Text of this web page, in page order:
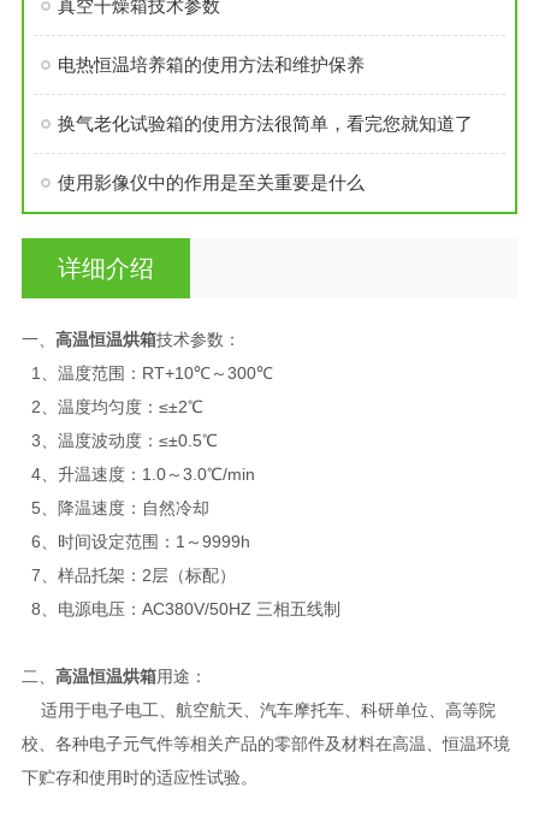
真空干燥箱技术参数
电热恒温培养箱的使用方法和维护保养
换气老化试验箱的使用方法很简单，看完您就知道了
使用影像仪中的作用是至关重要是什么
详细介绍
一、 高温恒温烘箱技术参数：
1、温度范围：RT+10℃～300℃
2、温度均匀度：≤±2℃
3、温度波动度：≤±0.5℃
4、升温速度：1.0～3.0℃/min
5、降温速度：自然冷却
6、时间设定范围：1～9999h
7、样品托架：2层（标配）
8、电源电压：AC380V/50HZ 三相五线制
二、 高温恒温烘箱用途：
适用于电子电工、航空航天、汽车摩托车、科研单位、高等院
校、各种电子元气件等相关产品的零部件及材料在高温、恒温环境
下贮存和使用时的适应性试验。